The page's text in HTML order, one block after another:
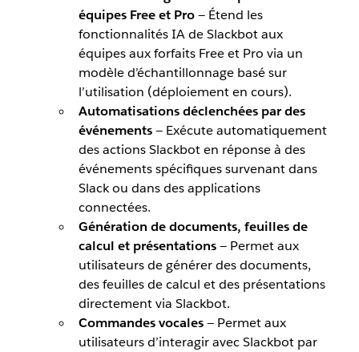
équipes Free et Pro— Étend les
fonctionnalités IA de Slackbot aux
équipes aux forfaits Free et Pro via un
modèle d’échantillonnage basé sur
l’utilisation (déploiement en cours).
Automatisations déclenchées par des
événements— Exécute automatiquement
des actions Slackbot en réponse à des
événements spécifiques survenant dans
Slack ou dans des applications
connectées.
Génération de documents, feuilles de
calcul et présentations— Permet aux
utilisateurs de générer des documents,
des feuilles de calcul et des présentations
directement via Slackbot.
Commandes vocales— Permet aux
utilisateurs d’interagir avec Slackbot par